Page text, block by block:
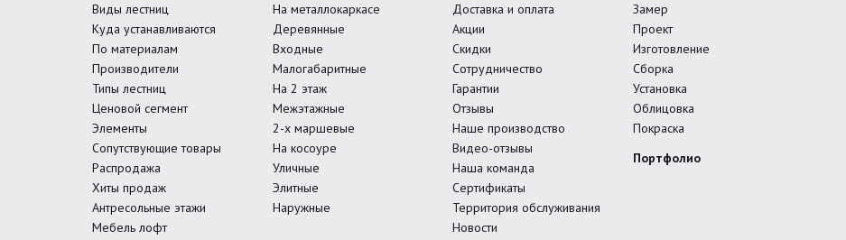
Виды лестниц
Куда устанавливаются
По материалам
Производители
Типы лестниц
Ценовой сегмент
Элементы
Сопутствующие товары
Распродажа
Хиты продаж
Антресольные этажи
Мебель лофт
На металлокаркасе
Деревянные
Входные
Малогабаритные
На 2 этаж
Межэтажные
2-х маршевые
На косоуре
Уличные
Элитные
Наружные
Доставка и оплата
Акции
Скидки
Сотрудничество
Гарантии
Отзывы
Наше производство
Видео-отзывы
Наша команда
Сертификаты
Территория обслуживания
Новости
Замер
Проект
Изготовление
Сборка
Установка
Облицовка
Покраска
Портфолио